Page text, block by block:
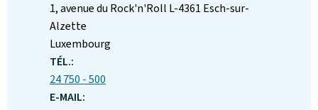
ADRESSE
:
1, avenue du Rock'n'Roll L-4361 Esch-sur-
Alzette
Luxembourg
TÉL.:
24 750 - 500
E-MAIL: